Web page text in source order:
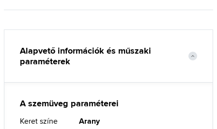
Alapvető információk és műszaki
paraméterek
A szemüveg paraméterei
Keret színe
Arany